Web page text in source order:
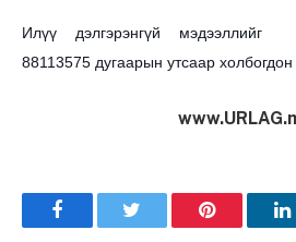
Илүү дэлгэрэнгүй мэдээллийг
88113575 дугаарын утсаар
FacebookTwitter Pinterest